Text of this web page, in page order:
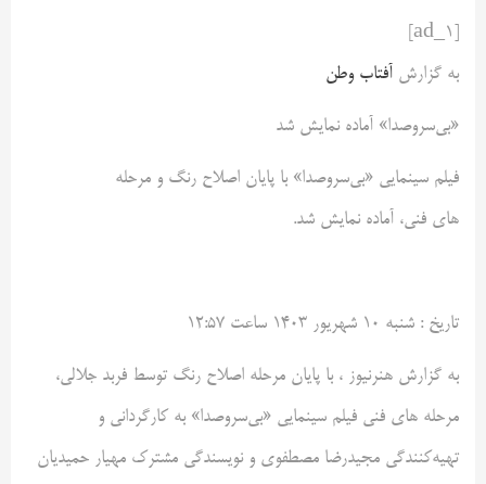
به گزارش آفتاب وطن
«بی‌سروصدا» آماده نمایش شد
فیلم سینمایی «بی‌سروصدا» با پایان اصلاح رنگ و مرحله
های فنی، آماده نمایش شد.
تاريخ : شنبه ۱۰ شهريور ۱۴۰۳ ساعت ۱۲:۵۷
به گزارش هنرنیوز ، با پایان مرحله اصلاح رنگ توسط فربد جلالی،
مرحله های فنی فیلم سینمایی «بی‌سروصدا» به کارگردانی و
تهیه‌کنندگی مجیدرضا مصطفوی و نویسندگی مشترک مهیار حمیدیان